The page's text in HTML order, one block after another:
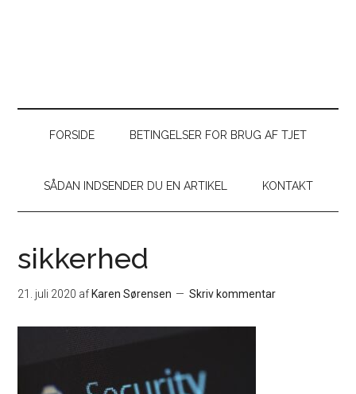
FORSIDE BETINGELSER FOR BRUG AF TJET
SÅDAN INDSENDER DU EN ARTIKEL KONTAKT
sikkerhed
21. juli 2020 af Karen Sørensen Skriv kommentar